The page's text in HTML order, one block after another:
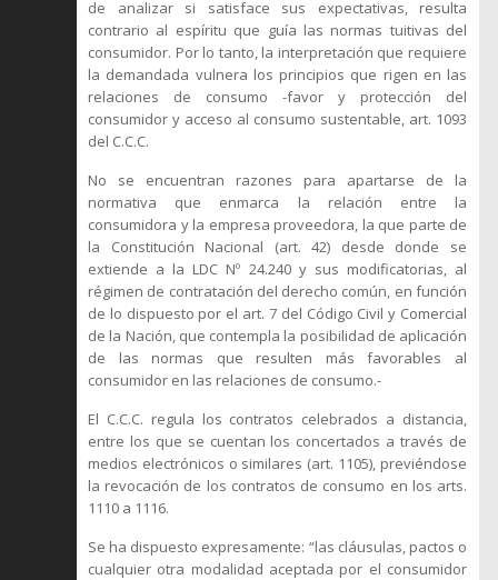
de analizar si satisface sus expectativas, resulta
contrario al espíritu que guía las normas tuitivas del
consumidor. Por lo tanto, la interpretación que requiere
la demandada vulnera los principios que rigen en las
relaciones de consumo -favor y protección del
consumidor y acceso al consumo sustentable, art. 1093
del C.C.C.
No se encuentran razones para apartarse de la
normativa que enmarca la relación entre la
consumidora y la empresa proveedora, la que parte de
la Constitución Nacional (art. 42) desde donde se
extiende a la LDC Nº 24.240 y sus modificatorias, al
régimen de contratación del derecho común, en función
de lo dispuesto por el art. 7 del Código Civil y Comercial
de la Nación, que contempla la posibilidad de aplicación
de las normas que resulten más favorables al
consumidor en las relaciones de consumo.-
El C.C.C. regula los contratos celebrados a distancia,
entre los que se cuentan los concertados a través de
medios electrónicos o similares (art. 1105), previéndose
la revocación de los contratos de consumo en los arts.
1110 a 1116.
Se ha dispuesto expresamente: “las cláusulas, pactos o
cualquier otra modalidad aceptada por el consumidor